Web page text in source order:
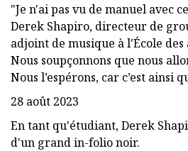
"Je n'ai pas vu de manuel avec
Derek Shapiro, directeur de
adjoint de musique à l'École des
Nous soupçonnons que nous
Nous l’espérons, car c’est ainsi
28 août 2023
En tant qu'étudiant, Derek
d'un grand in-folio noir.